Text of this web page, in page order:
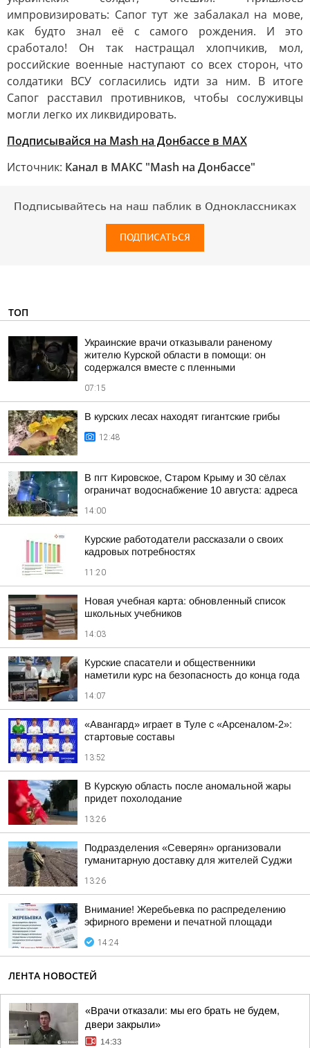
импровизировать: Сапог тут же забалакал на мове,
как будто знал её с самого рождения. И это
сработало! Он так настращал хлопчикив, мол,
российские военные наступают со всех сторон, что
солдатики ВСУ согласились идти за ним. В итоге
Сапог расставил противников, чтобы сослуживцы
могли легко их ликвидировать.
Подписывайся на Mash на Донбассе в MAX
Источник: Канал в МАКС "Mash на Донбассе"
Подписывайтесь на наш паблик в Одноклассниках
ПОДПИСАТЬСЯ
ТОП
Украинские врачи отказывали раненому
жителю Курской области в помощи: он
содержался вместе с пленными
07:15
В курских лесах находят гигантские грибы
12:48
В пгт Кировское, Старом Крыму и 30 сёлах
ограничат водоснабжение 10 августа: адреса
14:00
Курские работодатели рассказали о своих
кадровых потребностях
11:20
Новая учебная карта: обновленный список
школьных учебников
14:03
Курские спасатели и общественники
наметили курс на безопасность до конца года
14:07
«Авангард» играет в Туле с «Арсеналом-2»:
стартовые составы
13:52
В Курскую область после аномальной жары
придет похолодание
13:26
Подразделения «Северян» организовали
гуманитарную доставку для жителей Суджи
13:26
Внимание! Жеребьевка по распределению
эфирного времени и печатной площади
14:24
ЛЕНТА НОВОСТЕЙ
«Врачи отказали: мы его брать не будем,
двери закрыли»
14:33